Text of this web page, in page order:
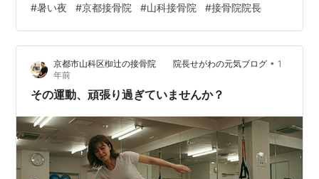
成します。 対策は、エアコン28℃前後＋弱風で、直接風
を当てないこと。 寝具は通気性のいい素材、枕の高さも
再チェック。 寝る前の軽いストレッチや水分補給も◎ こ
の時期の体の不調、放っておかず早めにケアしましょ
う。 当院でもご相談いただけます。 ※痛み、しびれでお
困りの方はお電話もし…
#暑い夜 #京都接骨院 #山科接骨院 #接骨院院長
京都市山科区椥辻の接骨院 院長せがわの元気ブログ • 1
年前
その運動、頑張り過ぎていませんか？